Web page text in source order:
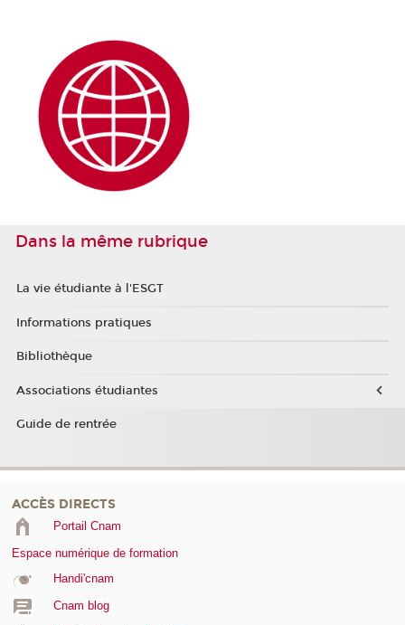
Dans la même rubrique
La vie étudiante à l'ESGT
Informations pratiques
Bibliothèque
Associations étudiantes
Guide de rentrée
ACCÈS DIRECTS
Portail Cnam
Espace numérique de formation
Handi'cnam
Cnam blog